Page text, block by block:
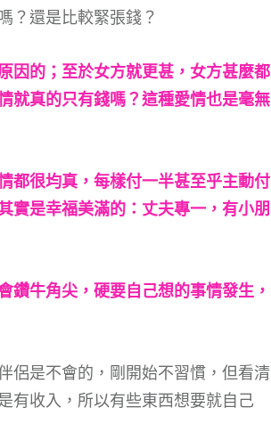
？還是比較緊張錢？
因的；至於女方就更甚，女方甚麼都
就真的只有錢嗎？這種愛情也是毫無
都很均真，每樣付一半甚至乎主動付
實是幸福美滿的：丈夫專一，有小朋
鑽牛角尖，硬要自己想的事情發生，
侶是不會的，剛開始不習慣，但看清
有收入，所以有些東西想要就自己